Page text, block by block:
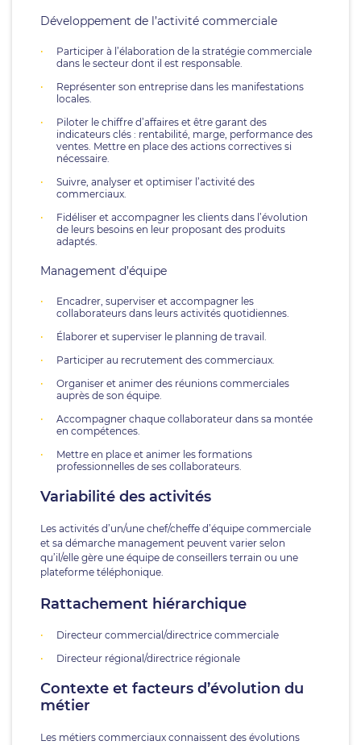
Développement de l’activité commerciale
Participer à l’élaboration de la stratégie commerciale
dans le secteur dont il est responsable.
Représenter son entreprise dans les manifestations
locales.
Piloter le chiffre d’affaires et être garant des
indicateurs clés : rentabilité, marge, performance des
ventes. Mettre en place des actions correctives si
nécessaire.
Suivre, analyser et optimiser l’activité des
commerciaux.
Fidéliser et accompagner les clients dans l’évolution
de leurs besoins en leur proposant des produits
adaptés.
Management d’équipe
Encadrer, superviser et accompagner les
collaborateurs dans leurs activités quotidiennes.
Élaborer et superviser le planning de travail.
Participer au recrutement des commerciaux.
Organiser et animer des réunions commerciales
auprès de son équipe.
Accompagner chaque collaborateur dans sa montée
en compétences.
Mettre en place et animer les formations
professionnelles de ses collaborateurs.
Variabilité des activités
Les activités d’un/une chef/cheffe d’équipe commerciale
et sa démarche management peuvent varier selon
qu’il/elle gère une équipe de conseillers terrain ou une
plateforme téléphonique.
Rattachement hiérarchique
Directeur commercial/directrice commerciale
Directeur régional/directrice régionale
Contexte et facteurs d’évolution du
métier
Les métiers commerciaux connaissent des évolutions